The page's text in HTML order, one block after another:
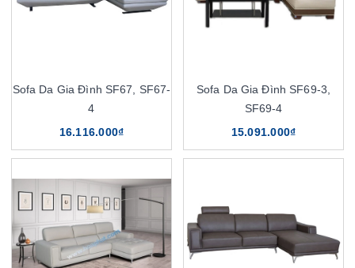
Sofa Da Gia Đình SF67, SF67-
4
16.116.000₫
Sofa Da Gia Đình SF69-3,
SF69-4
15.091.000₫